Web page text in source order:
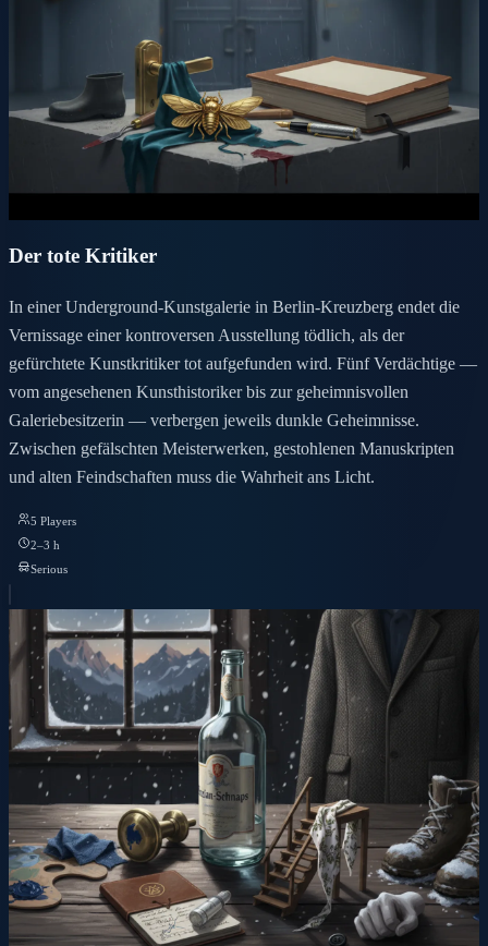
Der tote Kritiker
In einer Underground-Kunstgalerie in Berlin-Kreuzberg endet die
Vernissage einer kontroversen Ausstellung tödlich, als der
gefürchtete Kunstkritiker tot aufgefunden wird. Fünf Verdächtige —
vom angesehenen Kunsthistoriker bis zur geheimnisvollen
Galeriebesitzerin — verbergen jeweils dunkle Geheimnisse.
Zwischen gefälschten Meisterwerken, gestohlenen Manuskripten
und alten Feindschaften muss die Wahrheit ans Licht.
5 Players
2–3 h
Serious